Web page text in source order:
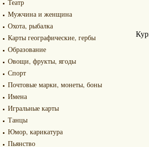
Театр
Мужчина и женщина
Охота, рыбалка
Карты географические, гербы
Образование
Овощи, фрукты, ягоды
Спорт
Почтовые марки, монеты, боны
Имена
Игральные карты
Танцы
Юмор, карикатура
Пьянство